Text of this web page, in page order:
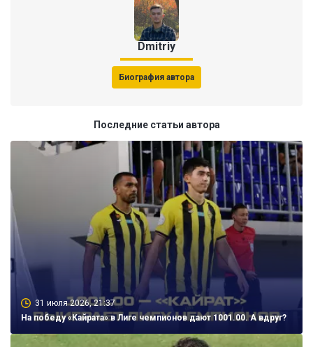
Dmitriy
Биография автора
Последние статьи автора
31 июля 2026, 21:37
На победу «Кайрата» в Лиге чемпионов дают 1001.00. А вдруг?